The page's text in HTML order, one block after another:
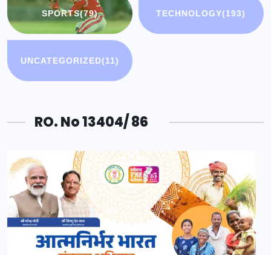
SPORTS(79) TECHNOLOGY(193)
UNCATEGORIZED(11)
RO. No 13404/ 86